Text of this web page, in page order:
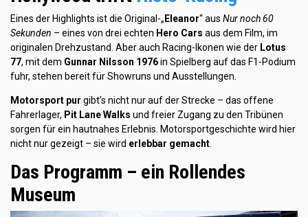
Eines der Highlights ist die Original-„ Eleanor“ aus Nur noch 60
Sekunden – eines von drei echten Hero Cars aus dem Film, im
originalen Drehzustand. Aber auch Racing-Ikonen wie der Lotus
77, mit dem Gunnar Nilsson 1976in Spielberg auf das F1-Podium
fuhr, stehen bereit für Showruns und Ausstellungen.
Motorsport pur gibt’s nicht nur auf der Strecke – das offene
Fahrerlager, Pit Lane Walks und freier Zugang zu den Tribünen
sorgen für ein hautnahes Erlebnis. Motorsportgeschichte wird hier
nicht nur gezeigt – sie wird erlebbar gemacht.
Das Programm – ein Rollendes
Museum